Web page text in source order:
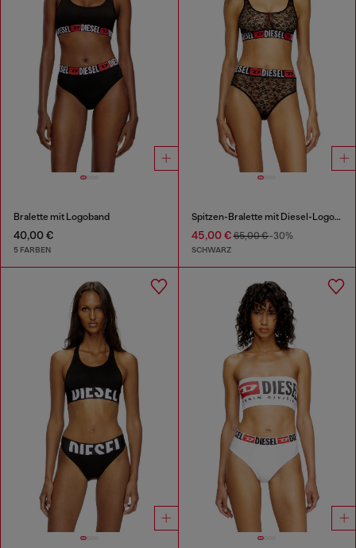
Bralette mit Logoband
40,00 €
5 FARBEN
Spitzen-Bralette mit Diesel-Logo-Gummibund
45,00 €65,00 €-30%
SCHWARZ